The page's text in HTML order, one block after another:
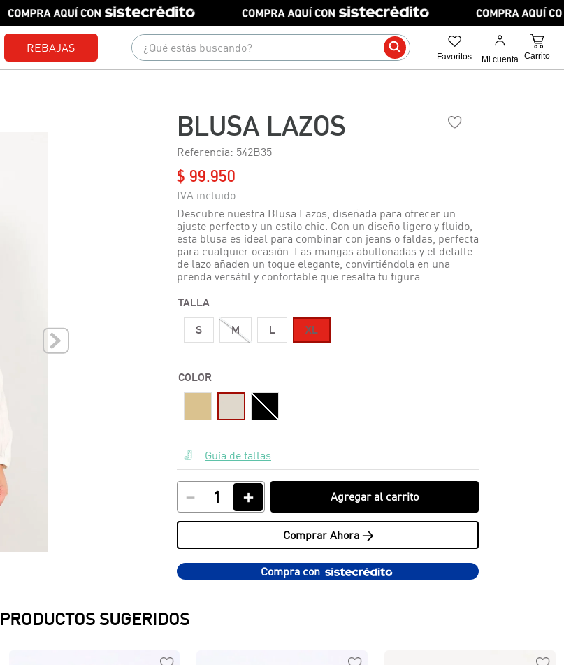
REBAJAS
¿Qué estás buscando?
BLUSA LAZOS
Referencia: 542B35
$ 99.950
Descubre nuestra Blusa Lazos, diseñada para ofrecer un
ajuste perfecto y un estilo chic. Con un diseño ligero y fluido,
esta blusa es ideal para combinar con jeans o faldas, perfecta
para cualquier ocasión. Las mangas abullonadas y el detalle
de lazo añaden un toque elegante, convirtiéndola en una
prenda versátil y confortable que resalta tu figura.
TALLA
S M L XL
COLOR
Guía de tallas
＋
－ Agregar al carrito
Comprar Ahora >
Compra con
PRODUCTOS SUGERIDOS